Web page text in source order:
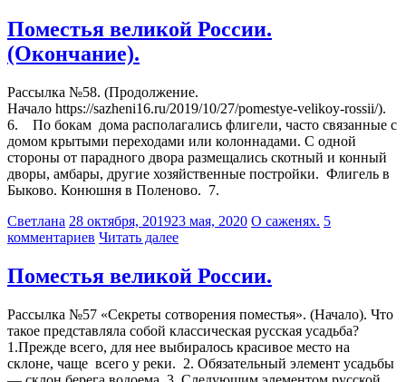
Поместья великой России.
(Окончание).
Рассылка №58. (Продолжение.
Начало https://sazheni16.ru/2019/10/27/pomestye-velikoy-rossii/).
6. По бокам дома располагались флигели, часто связанные с
домом крытыми переходами или колоннадами. С одной
стороны от парадного двора размещались скотный и конный
дворы, амбары, другие хозяйственные постройки. Флигель в
Быково. Конюшня в Поленово. 7.
Светлана 28 октября, 201923 мая, 2020 О саженях. 5
комментариев Читать далее
Поместья великой России.
Рассылка №57 «Секреты сотворения поместья». (Начало). Что
такое представляла собой классическая русская усадьба?
1.Прежде всего, для нее выбиралось красивое место на
склоне, чаще всего у реки. 2. Обязательный элемент усадьбы